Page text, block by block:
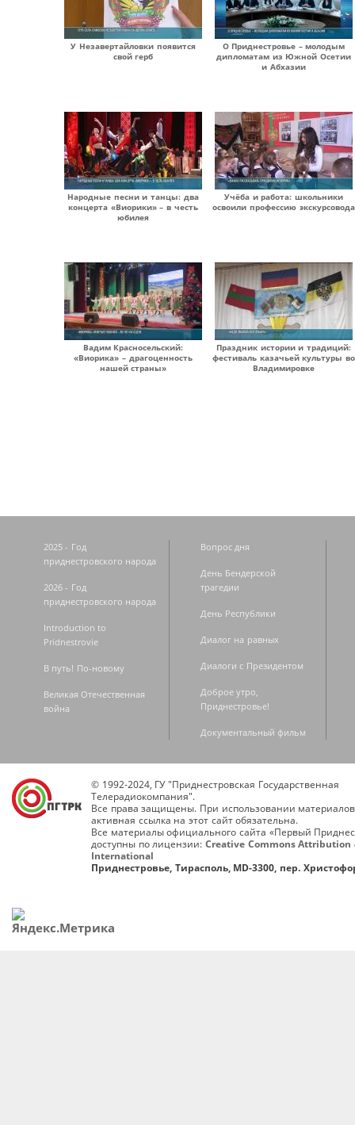
У Незавертайловки появится
свой герб
О Приднестровье – молодым
дипломатам из Южной Осетии
и Абхазии
Народные песни и танцы: два
концерта «Виорики» – в честь
юбилея
Учёба и работа: школьники
освоили профессию экскурсовода
Вадим Красносельский:
«Виорика» – драгоценность
нашей страны»
Праздник истории и традиций:
фестиваль казачьей культуры во
Владимировке
2025 - Год
приднестровского народа
2026 - Год
приднестровского народа
Introduction to
Pridnestrovie
В путь! По-новому
Великая Отечественная
война
Вопрос дня
День Бендерской
трагедии
День Республики
Диалог на равных
Диалоги с Президентом
Доброе утро,
Приднестровье!
Документальный фильм
© 1992-2024, ГУ "Приднестровская Государственная
Телерадиокомпания".
Все права защищены. При использовании
активная ссылка на этот сайт обязательна.
Все материалы официального сайта «Первый
доступны по лицензии: Creative Commons Attribution
International
Приднестровье, Тирасполь, MD-3300, пер.